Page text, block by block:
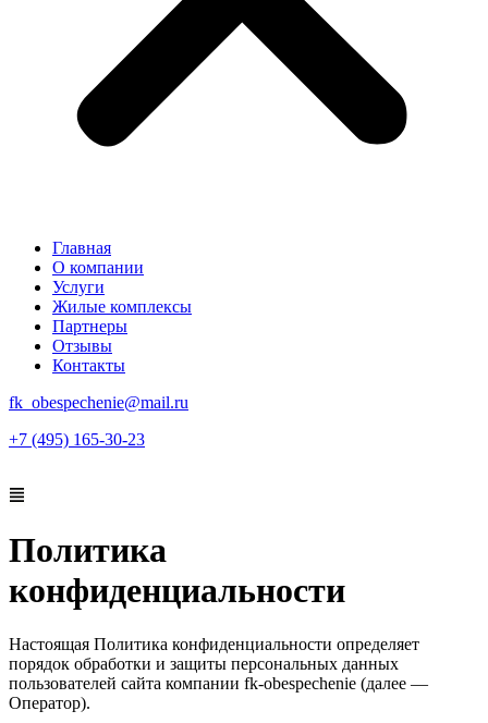
Главная
О компании
Услуги
Жилые комплексы
Партнеры
Отзывы
Контакты
fk_obespechenie@mail.ru
+7 (495) 165-30-23
Политика
конфиденциальности
Настоящая Политика конфиденциальности определяет
порядок обработки и защиты персональных данных
пользователей сайта компании fk-obespechenie (далее —
Оператор).